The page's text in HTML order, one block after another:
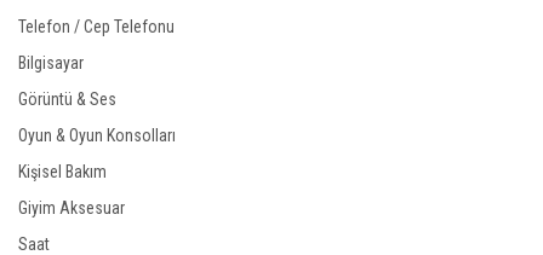
Telefon / Cep Telefonu
Bilgisayar
Görüntü & Ses
Oyun & Oyun Konsolları
Kişisel Bakım
Giyim Aksesuar
Saat